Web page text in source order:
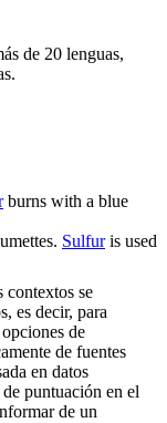
de 20 lenguas,
burns with a blue
Sulfuris used
contextos se
es decir, para
de
de fuentes
en datos
puntuación en el
de un